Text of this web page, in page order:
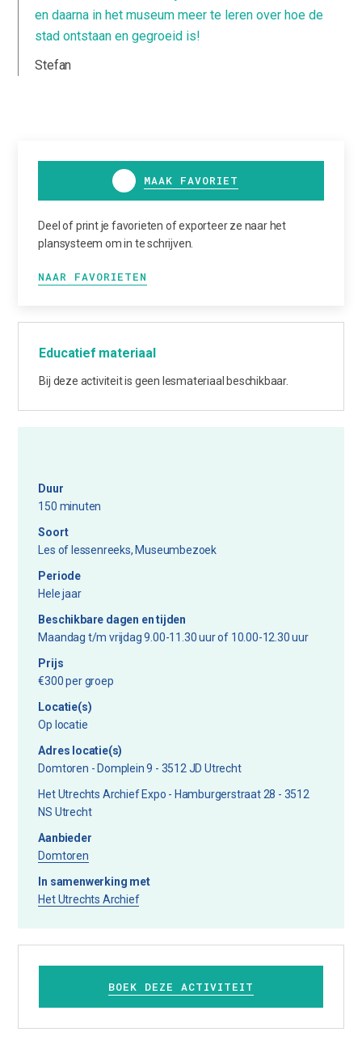
en daarna in het museum meer te leren over hoe de
stad ontstaan en gegroeid is!
Stefan
MAAK FAVORIET
Deel of print je favorieten of exporteer ze naar het
plansysteem om in te schrijven.
NAAR FAVORIETEN
Educatief materiaal
Bij deze activiteit is geen lesmateriaal beschikbaar.
Duur
150 minuten
Soort
Les of lessenreeks, Museumbezoek
Periode
Hele jaar
Beschikbare dagen en tijden
Maandag t/m vrijdag 9.00-11.30 uur of 10.00-12.30 uur
Prijs
€300 per groep
Locatie(s)
Op locatie
Adres locatie(s)
Domtoren - Domplein 9 - 3512 JD Utrecht
Het Utrechts Archief Expo - Hamburgerstraat 28 - 3512
NS Utrecht
Aanbieder
Domtoren
In samenwerking met
Het Utrechts Archief
BOEK DEZE ACTIVITEIT